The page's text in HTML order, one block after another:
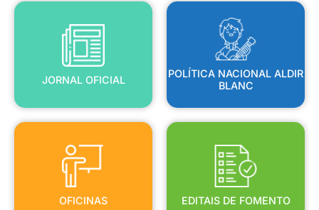
JORNAL OFICIAL
JORNAL OFICIAL
POLÍTICA NACIONAL ALDIR
BLANC
POLÍTICA NACIONAL ALDIR
BLANC
OFICINAS
OFICINAS
EDITAIS DE FOMENTO
EDITAIS DE FOMENTO